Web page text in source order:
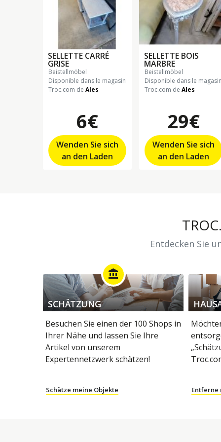
SELLETTE CARRÉ
GRISE
beistellmöbel
Disponible dans le magasin
Troc.com de Ales
6€
Wenden Sie sich
an den Laden
SELLETTE BOIS
MARBRE
beistellmöbel
Disponible dans le
Troc.com de Ales
29€
Wenden Sie sich
an den Laden
Entdecken Sie
account_balance
SCHÄTZUNG
Besuchen Sie einen der 100 Shops in
Ihrer Nähe und lassen Sie Ihre
Artikel von unserem
Expertennetzwerk schätzen!
Schätze meine Objekte Entferne